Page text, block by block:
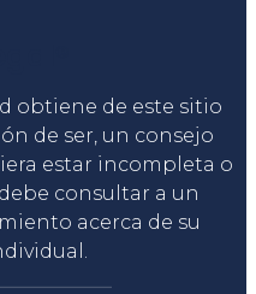
obtiene de este sitio
de ser, un consejo
estar incompleta o
consultar a un
acerca de su